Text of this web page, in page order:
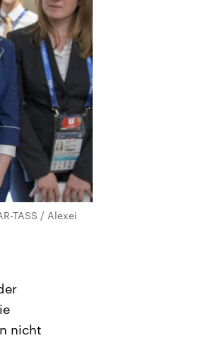
TASS / Alexei
nicht